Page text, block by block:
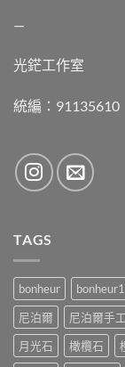
—
光鋩工作室
統編：91135610
TAGS
bonheur
尼泊爾
尼泊爾手
月光石
橄欖石